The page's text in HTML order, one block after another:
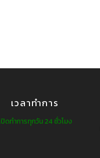
เวลาทำการ
ปิดทำการทุกวัน 24 ชั่วโมง